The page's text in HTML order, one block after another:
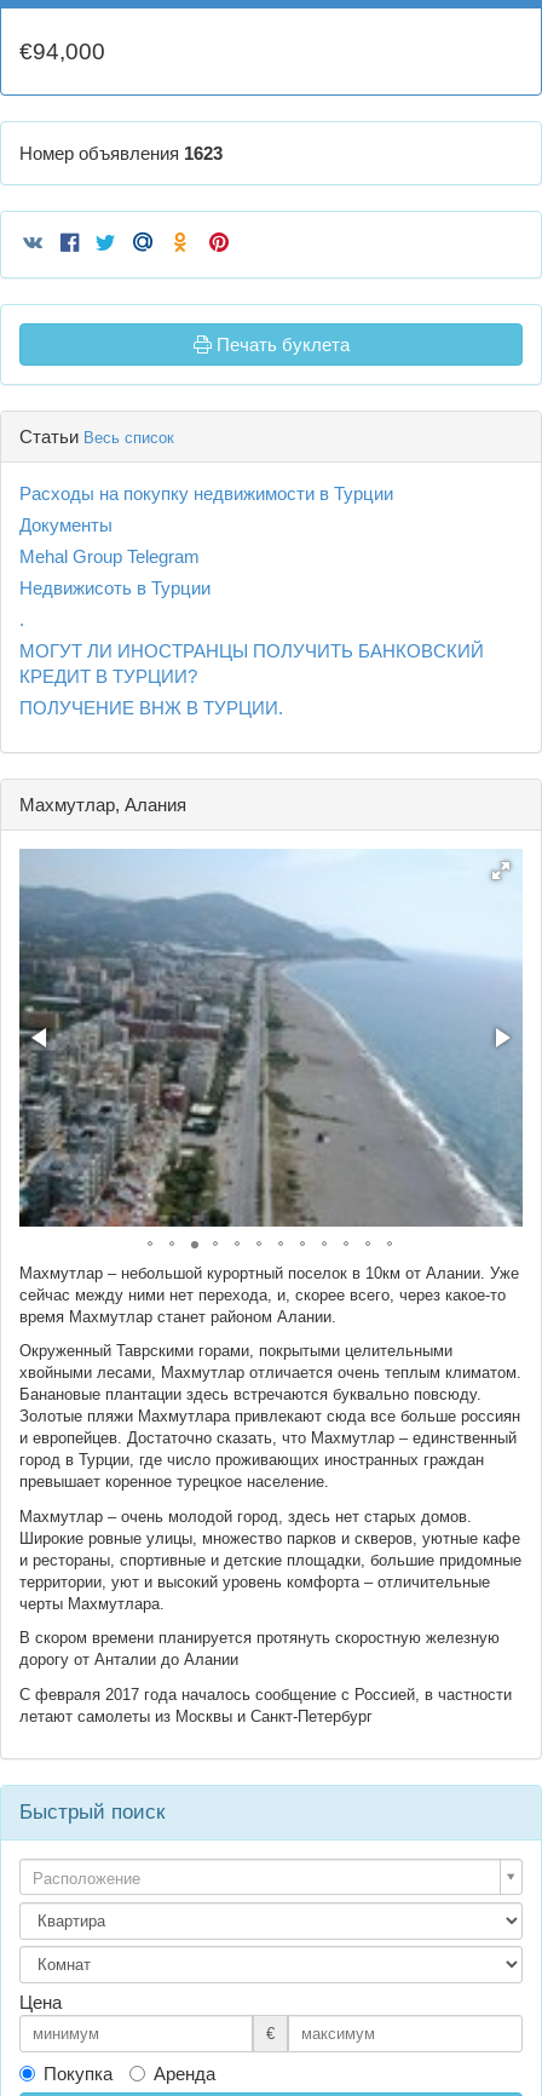
€94,000
Номер объявления 1623
Печать буклета
Статьи Весь список
Расходы на покупку недвижимости в Турции
Документы
Mehal Group Telegram
Недвижисоть в Турции
.
МОГУТ ЛИ ИНОСТРАНЦЫ ПОЛУЧИТЬ БАНКОВСКИЙ
КРЕДИТ В ТУРЦИИ?
ПОЛУЧЕНИЕ ВНЖ В ТУРЦИИ.
Махмутлар, Алания
Махмутлар – небольшой курортный поселок в 10км от Алании. Уже
сейчас между ними нет перехода, и, скорее всего, через какое-то
время Махмутлар станет районом Алании.
Окруженный Таврскими горами, покрытыми целительными
хвойными лесами, Махмутлар отличается очень теплым климатом.
Банановые плантации здесь встречаются буквально повсюду.
Золотые пляжи Махмутлара привлекают сюда все больше россиян
и европейцев. Достаточно сказать, что Махмутлар – единственный
город в Турции, где число проживающих иностранных граждан
превышает коренное турецкое население.
Махмутлар – очень молодой город, здесь нет старых домов.
Широкие ровные улицы, множество парков и скверов, уютные кафе
и рестораны, спортивные и детские площадки, большие придомные
территории, уют и высокий уровень комфорта – отличительные
черты Махмутлара.
В скором времени планируется протянуть скоростную железную
дорогу от Анталии до Алании
С февраля 2017 года началось сообщение с Россией, в частности
летают самолеты из Москвы и Санкт-Петербург
Быстрый поиск
Расположение
Цена
€
Покупка
Аренда